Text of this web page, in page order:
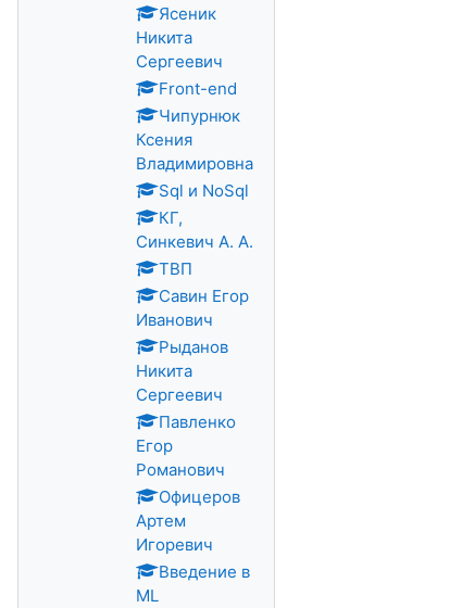
Ясеник
Никита
Сергеевич
Front-end
Чипурнюк
Ксения
Владимировна
Sql и NoSql
КГ,
Синкевич А. А.
ТВП
Савин Егор
Иванович
Рыданов
Никита
Сергеевич
Павленко
Егор
Романович
Офицеров
Артем
Игоревич
Введение в
ML